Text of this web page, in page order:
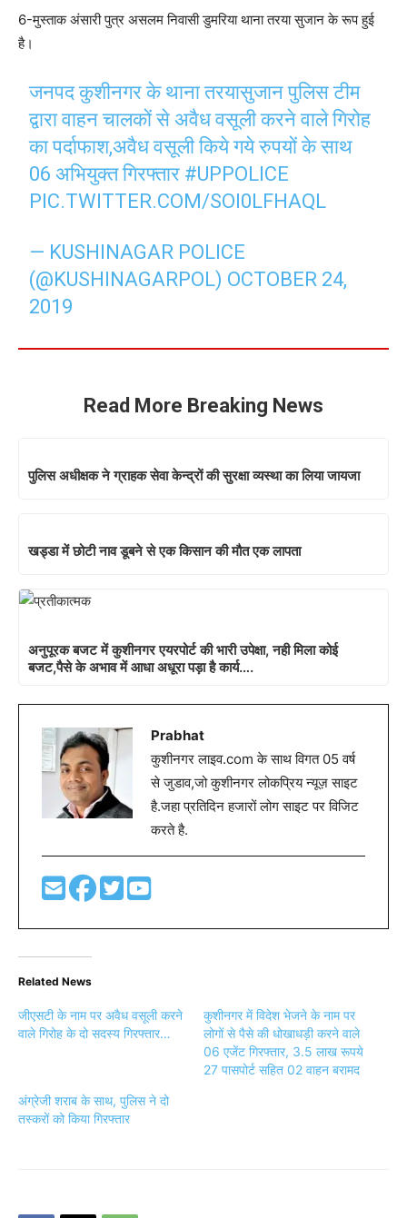
6-मुस्ताक अंसारी पुत्र असलम निवासी डुमरिया थाना तरया सुजान के रूप हुई
है।
जनपद कुशीनगर के थाना तरयासुजान पुलिस टीम
द्वारा वाहन चालकों से अवैध वसूली करने वाले गिरोह
का पर्दाफाश,अवैध वसूली किये गये रुपयों के साथ
06 अभियुक्त गिरफ्तार #UPPOLICE
PIC.TWITTER.COM/SOI0LFHAQL
— KUSHINAGAR POLICE
(@KUSHINAGARPOL) OCTOBER 24,
2019
Read More Breaking News
पुलिस अधीक्षक ने ग्राहक सेवा केन्द्रों की सुरक्षा व्यस्था का लिया जायजा
खड्डा में छोटी नाव डूबने से एक किसान की मौत एक लापता
अनुपूरक बजट में कुशीनगर एयरपोर्ट की भारी उपेक्षा, नही मिला कोई
बजट,पैसे के अभाव में आधा अधूरा पड़ा है कार्य….
Prabhat
कुशीनगर लाइव.com के साथ विगत 05 वर्ष
से जुडाव,जो कुशीनगर लोकप्रिय न्यूज़ साइट
है.जहा प्रतिदिन हजारों लोग साइट पर विजिट
करते है.
Related News
जीएसटी के नाम पर अवैध वसूली करने
वाले गिरोह के दो सदस्य गिरफ्तार…
कुशीनगर में विदेश भेजने के नाम पर
लोगों से पैसे की धोखाधड़ी करने वाले
06 एजेंट गिरफ्तार, 3.5 लाख रूपये
27 पासपोर्ट सहित 02 वाहन बरामद
अंग्रेजी शराब के साथ, पुलिस ने दो
तस्करों को किया गिरफ्तार